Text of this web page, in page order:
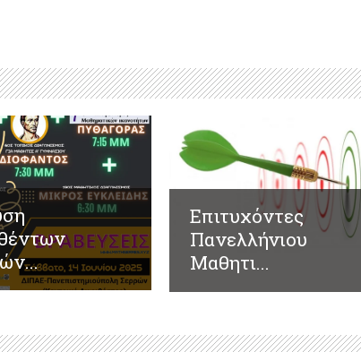
Επιτυχόντες
Πανελλήνιου
Μαθητι...